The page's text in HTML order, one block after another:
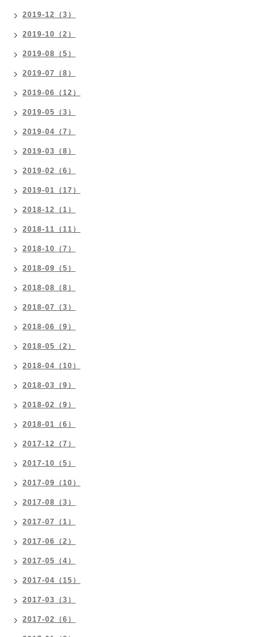
2019-12（3）
2019-10（2）
2019-08（5）
2019-07（8）
2019-06（12）
2019-05（3）
2019-04（7）
2019-03（8）
2019-02（6）
2019-01（17）
2018-12（1）
2018-11（11）
2018-10（7）
2018-09（5）
2018-08（8）
2018-07（3）
2018-06（9）
2018-05（2）
2018-04（10）
2018-03（9）
2018-02（9）
2018-01（6）
2017-12（7）
2017-10（5）
2017-09（10）
2017-08（3）
2017-07（1）
2017-06（2）
2017-05（4）
2017-04（15）
2017-03（3）
2017-02（6）